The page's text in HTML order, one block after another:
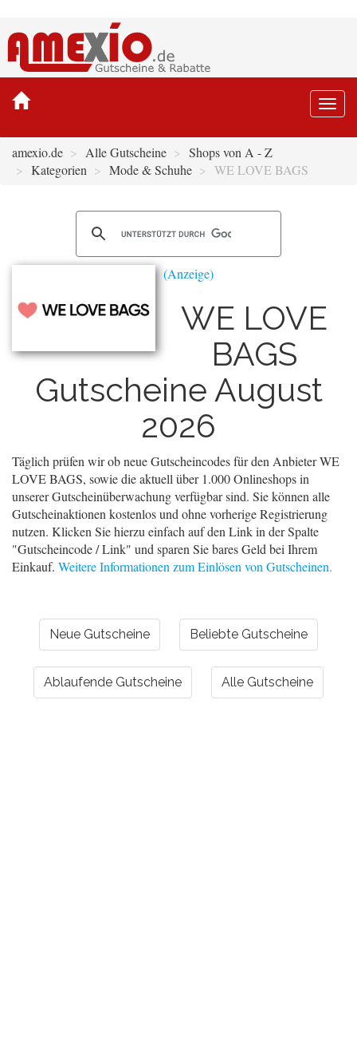
amexio.de Alle Gutscheine
Shops von A - Z
Kategorien
Mode & Schuhe WE LOVE BAGS
WE LOVE
BAGS
Gutscheine August
2026
Täglich prüfen wir ob neue Gutscheincodes für den Anbieter WE
LOVE BAGS, sowie die aktuell über 1.000 Onlineshops in
unserer Gutscheinüberwachung verfügbar sind. Sie können alle
Gutscheinaktionen kostenlos und ohne vorherige Registrierung
nutzen. Klicken Sie hierzu einfach auf den Link in der Spalte
"Gutscheincode / Link" und sparen Sie bares Geld bei Ihrem
Einkauf. Weitere Informationen zum Einlösen von Gutscheinen.
Neue Gutscheine Beliebte Gutscheine
Ablaufende Gutscheine Alle Gutscheine